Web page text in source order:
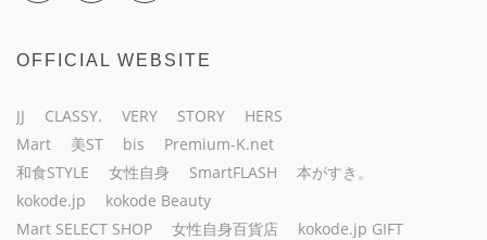
OFFICIAL WEBSITE
JJ CLASSY. VERY STORY
HERS
Mart
美ST bis
Premium-K.net
和食STYLE
女性自身 SmartFLASH
本がすき。
kokode.jp
kokode Beauty
Mart SELECT SHOP
女性自身百貨店 kokode.jp GIFT